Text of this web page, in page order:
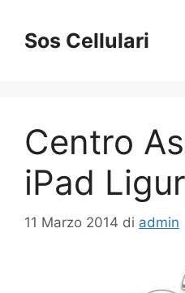
contenuto
Sos Cellulari
Centro
iPad
11 Marzo 2014 di admin